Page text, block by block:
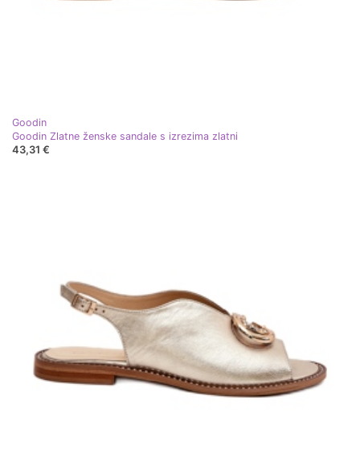
Goodin
Goodin Zlatne ženske sandale s izrezima zlatni
43,31 €